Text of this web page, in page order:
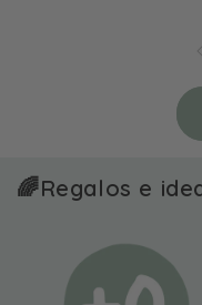
🌈Regalos e